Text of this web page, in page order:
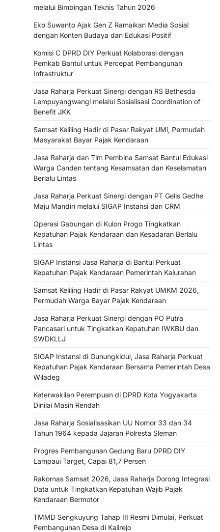
melalui Bimbingan Teknis Tahun 2026
Eko Suwanto Ajak Gen Z Ramaikan Media Sosial
dengan Konten Budaya dan Edukasi Positif
Komisi C DPRD DIY Perkuat Kolaborasi dengan
Pemkab Bantul untuk Percepat Pembangunan
Infrastruktur
Jasa Raharja Perkuat Sinergi dengan RS Bethesda
Lempuyangwangi melalui Sosialisasi Coordination of
Benefit JKK
Samsat Keliling Hadir di Pasar Rakyat UMi, Permudah
Masyarakat Bayar Pajak Kendaraan
Jasa Raharja dan Tim Pembina Samsat Bantul Edukasi
Warga Canden tentang Kesamsatan dan Keselamatan
Berlalu Lintas
Jasa Raharja Perkuat Sinergi dengan PT Gelis Gedhe
Maju Mandiri melalui SIGAP Instansi dan CRM
Operasi Gabungan di Kulon Progo Tingkatkan
Kepatuhan Pajak Kendaraan dan Kesadaran Berlalu
Lintas
SIGAP Instansi Jasa Raharja di Bantul Perkuat
Kepatuhan Pajak Kendaraan Pemerintah Kalurahan
Samsat Keliling Hadir di Pasar Rakyat UMKM 2026,
Permudah Warga Bayar Pajak Kendaraan
Jasa Raharja Perkuat Sinergi dengan PO Putra
Pancasari untuk Tingkatkan Kepatuhan IWKBU dan
SWDKLLJ
SIGAP Instansi di Gunungkidul, Jasa Raharja Perkuat
Kepatuhan Pajak Kendaraan Bersama Pemerintah Desa
Wiladeg
Keterwakilan Perempuan di DPRD Kota Yogyakarta
Dinilai Masih Rendah
Jasa Raharja Sosialisasikan UU Nomor 33 dan 34
Tahun 1964 kepada Jajaran Polresta Sleman
Progres Pembangunan Gedung Baru DPRD DIY
Lampaui Target, Capai 81,7 Persen
Rakornas Samsat 2026, Jasa Raharja Dorong Integrasi
Data untuk Tingkatkan Kepatuhan Wajib Pajak
Kendaraan Bermotor
TMMD Sengkuyung Tahap III Resmi Dimulai, Perkuat
Pembangunan Desa di Kalirejo